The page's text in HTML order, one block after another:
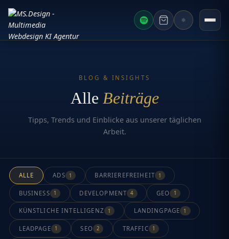
AKTUELLES
BLOG & INSIGHTS
Alle Beiträge
Tipps, Trends und Einblicke aus unserer täglichen
Arbeit.
ALLE ADS 1 BARRIEREFREIHEIT 1
BUSINESS 1 DEVELOPMENT 4 GEO 1
KÜNSTLICHE INTELLIGENZ 1 LANDINGPAGE 1
LEADPAGE 1 SEO 2 TRAFFIC 1